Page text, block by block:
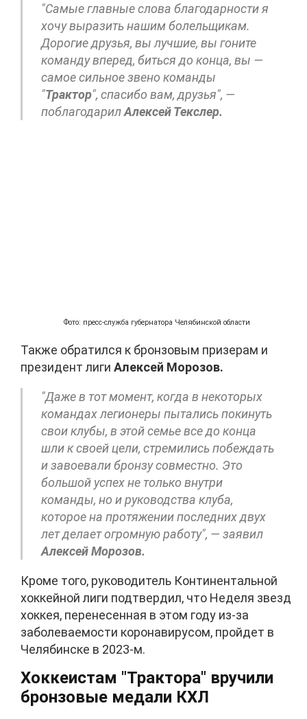
"Самые главные слова благодарности я
хочу выразить нашим болельщикам.
Дорогие друзья, вы лучшие, вы гоните
команду вперед, биться до конца, вы —
самое сильное звено команды
"Трактор", спасибо вам, друзья", —
поблагодарилАлексей Текслер.
Фото: пресс-служба губернатора Челябинской области
Также обратился к бронзовым призерам и
президент лиги Алексей Морозов.
"Даже в тот момент, когда в некоторых
командах легионеры пытались покинуть
свои клубы, в этой семье все до конца
шли к своей цели, стремились побеждать
и завоевали бронзу совместно. Это
большой успех не только внутри
команды, но и руководства клуба,
которое на протяжении последних двух
лет делает огромную работу", — заявил
Алексей Морозов.
Кроме того, руководитель Континентальной
хоккейной лиги подтвердил, что Неделя звезд
хоккея, перенесенная в этом году из-за
заболеваемости коронавирусом, пройдет в
Челябинске в 2023-м.
Хоккеистам "Трактора" вручили
бронзовые медали КХЛ